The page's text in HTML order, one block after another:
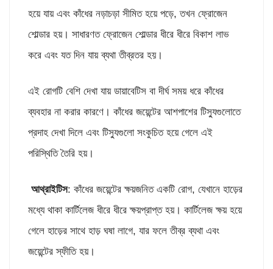
হয়ে যায় এবং কাঁধের নড়াচড়া সীমিত হয়ে পড়ে, তখন ফ্রোজেন
শোল্ডার হয়। সাধারণত ফ্রোজেন শোল্ডার ধীরে ধীরে বিকাশ লাভ
করে এবং যত দিন যায় ব্যথা তীব্রতর হয়।
এই রোগটি বেশি দেখা যায় ডায়াবেটিস বা দীর্ঘ সময় ধরে কাঁধের
ব্যবহার না করার কারণে। কাঁধের জয়েন্টের আশপাশের টিস্যুগুলোতে
প্রদাহ দেখা দিলে এবং টিস্যুগুলো সংকুচিত হয়ে গেলে এই
পরিস্থিতি তৈরি হয়।
আথ্রাইটিস: কাঁধের জয়েন্টের ক্ষয়জনিত একটি রোগ, যেখানে হাড়ের
মধ্যে থাকা কার্টিলেজ ধীরে ধীরে ক্ষয়প্রাপ্ত হয়। কার্টিলেজ ক্ষয় হয়ে
গেলে হাড়ের সাথে হাড় ঘষা লাগে, যার ফলে তীব্র ব্যথা এবং
জয়েন্টের স্ফীতি হয়।